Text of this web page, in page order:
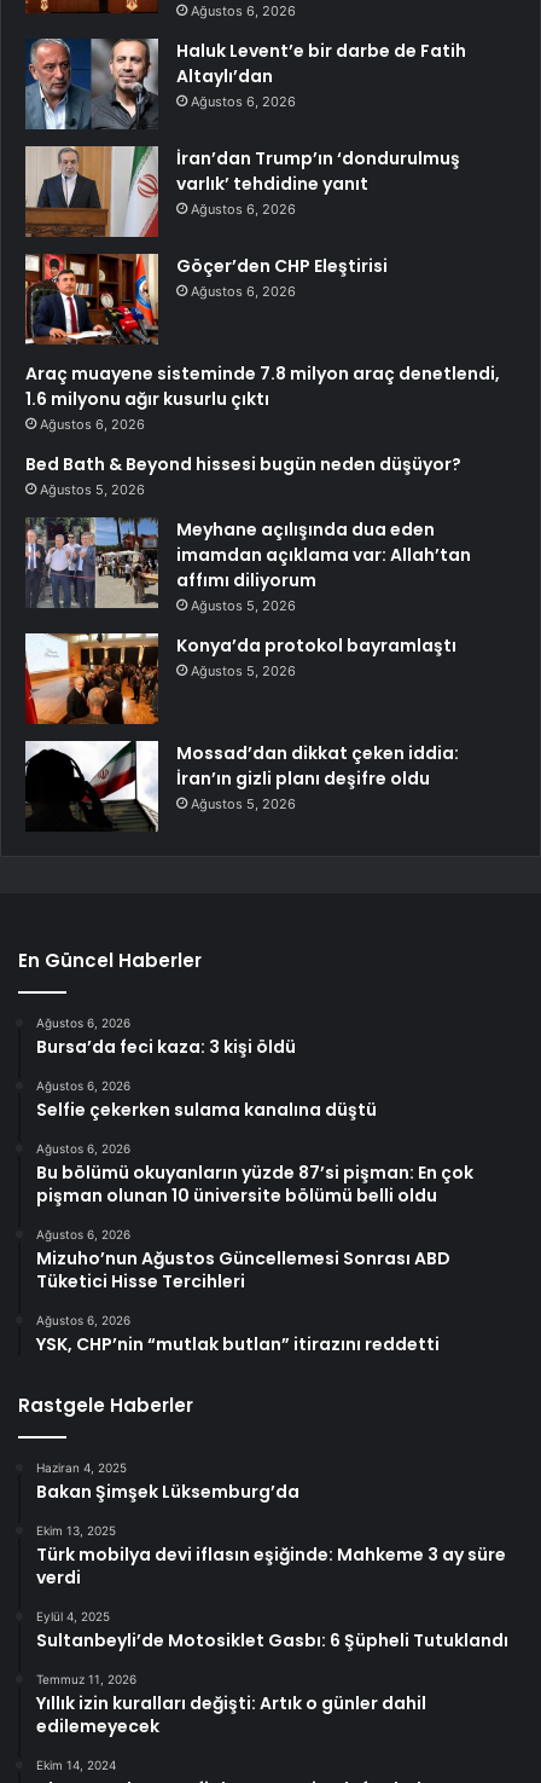
Ağustos 6, 2026
Haluk Levent’e bir darbe de Fatih
Altaylı’dan
Ağustos 6, 2026
İran’dan Trump’ın ‘dondurulmuş
varlık’ tehdidine yanıt
Ağustos 6, 2026
Göçer’den CHP Eleştirisi
Ağustos 6, 2026
Araç muayene sisteminde 7.8 milyon araç denetlendi,
1.6 milyonu ağır kusurlu çıktı
Ağustos 6, 2026
Bed Bath & Beyond hissesi bugün neden düşüyor?
Ağustos 5, 2026
Meyhane açılışında dua eden
imamdan açıklama var: Allah’tan
affımı diliyorum
Ağustos 5, 2026
Konya’da protokol bayramlaştı
Ağustos 5, 2026
Mossad’dan dikkat çeken iddia:
İran’ın gizli planı deşifre oldu
Ağustos 5, 2026
En Güncel Haberler
Ağustos 6, 2026
Bursa’da feci kaza: 3 kişi öldü
Ağustos 6, 2026
Selfie çekerken sulama kanalına düştü
Ağustos 6, 2026
Bu bölümü okuyanların yüzde 87’si pişman: En çok
pişman olunan 10 üniversite bölümü belli oldu
Ağustos 6, 2026
Mizuho’nun Ağustos Güncellemesi Sonrası ABD
Tüketici Hisse Tercihleri
Ağustos 6, 2026
YSK, CHP’nin “mutlak butlan” itirazını reddetti
Rastgele Haberler
Haziran 4, 2025
Bakan Şimşek Lüksemburg’da
Ekim 13, 2025
Türk mobilya devi iflasın eşiğinde: Mahkeme 3 ay süre
verdi
Eylül 4, 2025
Sultanbeyli’de Motosiklet Gasbı: 6 Şüpheli Tutuklandı
Temmuz 11, 2026
Yıllık izin kuralları değişti: Artık o günler dahil
edilemeyecek
Ekim 14, 2024